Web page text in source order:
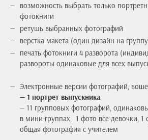
возможность выбрать только
фотокниги
ретушь выбранных фотографий
верстка макета (один дизайн на
печать фотокниги 4 разворота
развороты одинаковые для всех
Электронные версии фотографий,
— 1 портрет выпускника
— 11 групповых фотографий,
в мини-группах, 1 фото все девочки, 1
общая фотография с учителем